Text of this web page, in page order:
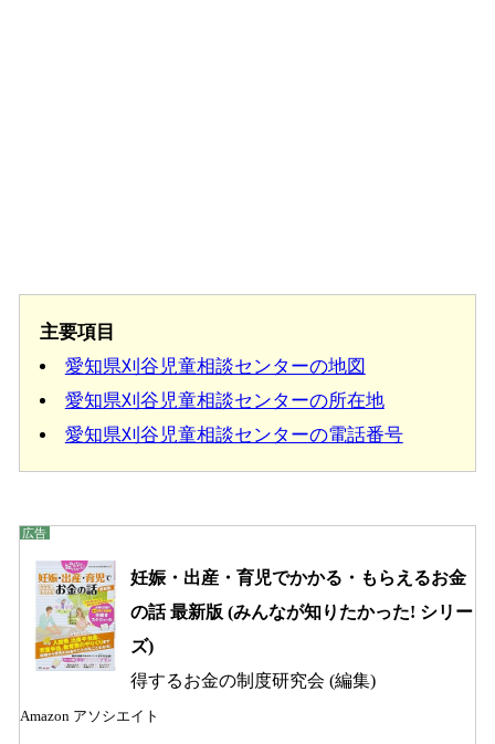
主要項目
愛知県刈谷児童相談センターの地図
愛知県刈谷児童相談センターの所在地
愛知県刈谷児童相談センターの電話番号
妊娠・出産・育児でかかる・もらえるお金
の話 最新版 (みんなが知りたかった! シリー
ズ)
得するお金の制度研究会 (編集)
Amazon アソシエイト